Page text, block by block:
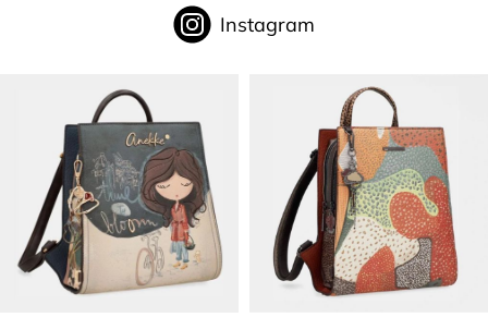
Instagram